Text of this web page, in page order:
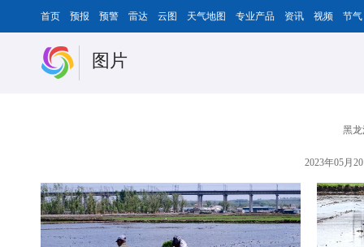
首页 预报 预警 雷达 云图 天气地图 专业产品 资讯 视频 节气
图片
黑
2023年05月